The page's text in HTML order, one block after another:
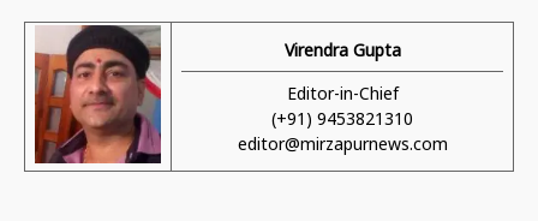
Virendra Gupta
Editor-in-Chief
(+91) 9453821310
editor@mirzapurnews.com